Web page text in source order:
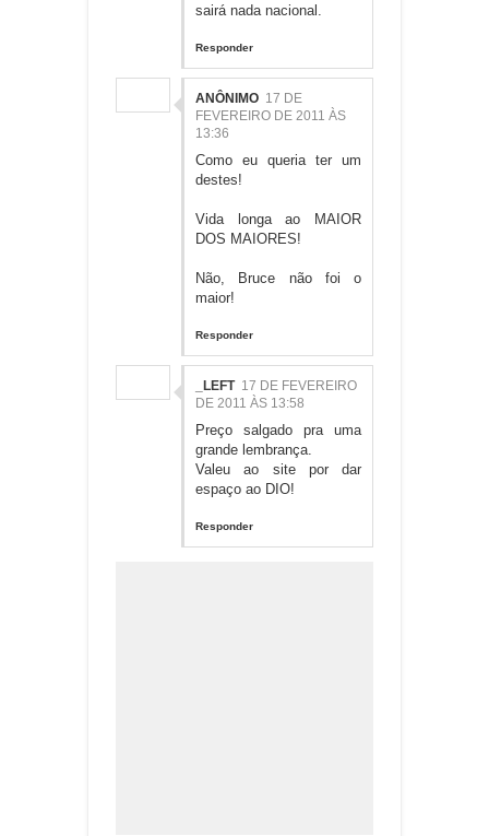
sairá nada nacional.
Responder
ANÔNIMO 17 DE
FEVEREIRO DE 2011 ÀS
13:36
Como eu queria ter um
destes!
Vida longa ao MAIOR
DOS MAIORES!
Não, Bruce não foi o
maior!
Responder
_LEFT 17 DE FEVEREIRO
DE 2011 ÀS 13:58
Preço salgado pra uma
grande lembrança.
Valeu ao site por dar
espaço ao DIO!
Responder